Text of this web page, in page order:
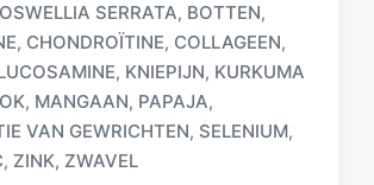
SERRATA, BOTTEN,
, CHONDROÏTINE, COLLAGEEN,
, KNIEPIJN, KURKUMA
, MANGAAN, PAPAJA,
VAN GEWRICHTEN, SELENIUM,
, ZINK, ZWAVEL